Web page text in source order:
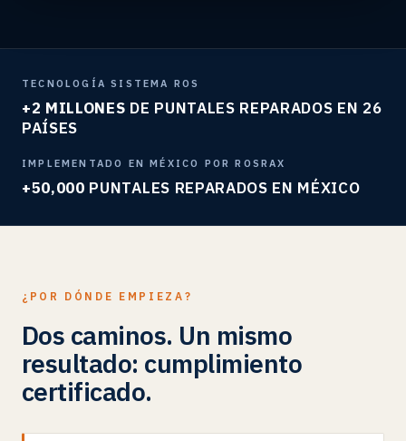
TECNOLOGÍA SISTEMA ROS
+2 MILLONES DE PUNTALES REPARADOS EN 26
PAÍSES
IMPLEMENTADO EN MÉXICO POR ROSRAX
+50,000 PUNTALES REPARADOS EN MÉXICO
¿POR DÓNDE EMPIEZA?
Dos caminos. Un mismo
resultado: cumplimiento
certificado.